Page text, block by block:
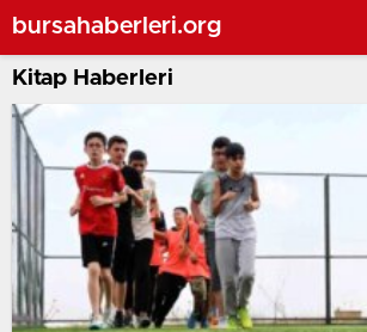
bursahaberleri.org
Kitap Haberleri